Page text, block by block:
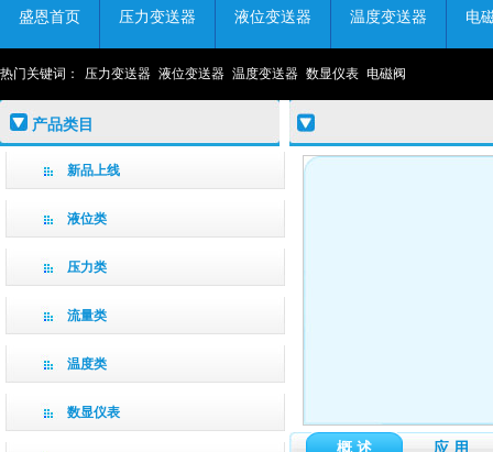
盛恩首页 压力变送器 液位变送器 温度变送器 电
热门关键词： 压力变送器 液位变送器 温度变送器 数显仪表 电磁阀
产品类目
新品上线
液位类
压力类
流量类
温度类
数显仪表
概 述 应 用